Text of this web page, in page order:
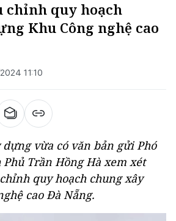
chỉnh quy hoạch
Khu Công nghệ cao
11:10
dựng vừa có văn bản gửi Phó
Trần Hồng Hà xem xét
quy hoạch chung xây
cao Đà Nẵng.